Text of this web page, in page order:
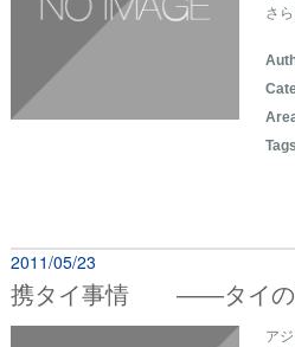
さ
2011/05/23
携タイ事情 ――タイの
ア